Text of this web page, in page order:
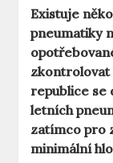
Existuje
pneumatiky
zkontrolovat
republice se
letních
zatímco pro
minimální